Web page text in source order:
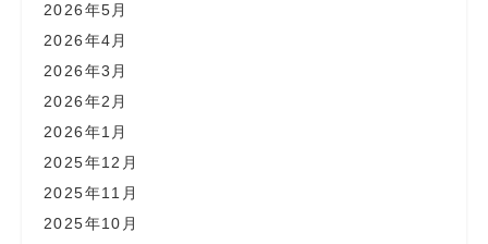
2026年5月
2026年4月
2026年3月
2026年2月
2026年1月
2025年12月
2025年11月
2025年10月